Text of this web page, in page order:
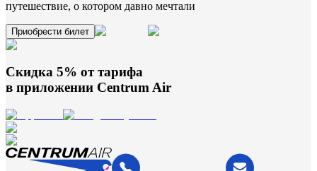
путешествие, о котором давно мечтали
Приобрести билет
Скидка 5% от тарифа
в приложении Centrum Air